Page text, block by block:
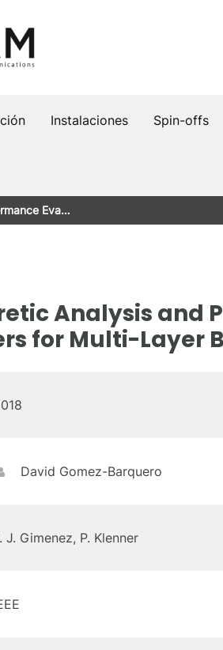
Instalaciones Spin-offs
Eva…
Analysis and
for Multi-Layer
David Gomez-Barquero
J. Gimenez, P. Klenner